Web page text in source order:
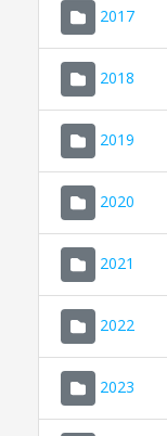
2017
2018
2019
2020
2021
2022
2023